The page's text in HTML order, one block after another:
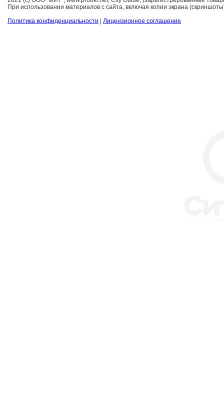
При использовании материалов с сайта, включая копии экрана
Политика конфиденциальности | Лицензионное соглашение